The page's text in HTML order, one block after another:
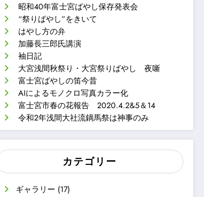
昭和40年富士宮ばやし保存発表会
“祭りばやし”をきいて
はやし方の弁
加藤長三郎氏講演
袖日記
大宮浅間秋祭り・大宮祭りばやし 夜噺
富士宮ばやしの笛今昔
AIによるモノクロ写真カラー化
富士宮市春の花報告 2020.4.2&5＆14
令和2年浅間大社流鏑馬祭は神事のみ
カテゴリー
ギャラリー (17)